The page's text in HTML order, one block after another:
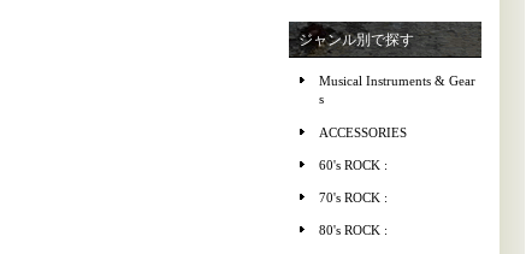
ジャンル別で探す
Musical Instruments & Gear
s
ACCESSORIES
60's ROCK :
70's ROCK :
80's ROCK :